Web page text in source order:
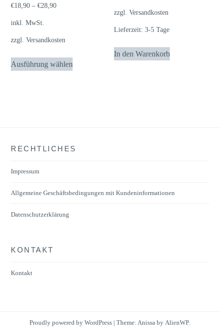
von 5
€18,90 –€28,90
inkl. MwSt.
zzgl.Versandkosten
Ausführung wählen
Dieses
Produkt
Optionen
der
zzgl.Versandkosten
Lieferzeit:3-5 Tage
In den Warenkorb
RECHTLICHES
Impressum
Allgemeine Geschäftsbedingungen mit Kundeninformationen
Datenschutzerklärung
KONTAKT
Kontakt
Proudly powered by WordPress | Theme: Anissa by AlienWP.